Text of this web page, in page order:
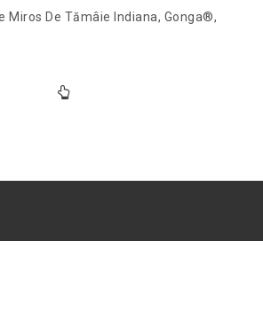
Miros De Tămâie Indiana, Gonga®,